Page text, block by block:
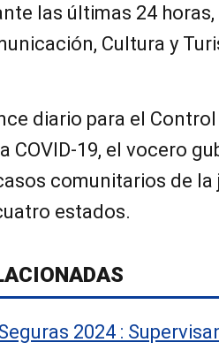
las últimas 24
Cultura y
diario para el Control
COVID-19, el vocero
comunitarios de la
estados.
2024 :